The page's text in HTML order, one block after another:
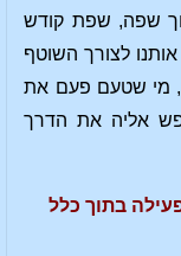
שפה, שפת קודש
לצורך השוטף
מי שטעם פעם את
אליה את הדרך
בתוך כלל